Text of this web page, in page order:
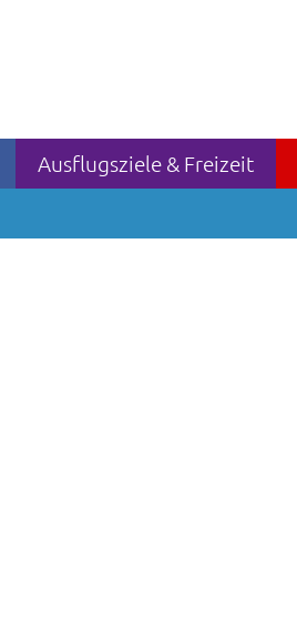
Ausflugsziele & Freizeit